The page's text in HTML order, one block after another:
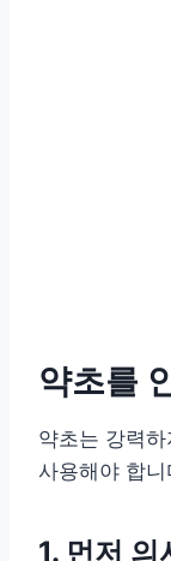
약초를
약초는 강력
사용해야 합
1. 먼저